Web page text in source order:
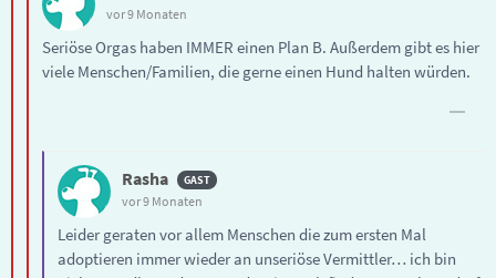
vor 9 Monaten
Seriöse Orgas haben IMMER einen Plan B. Außerdem gibt es hier
viele Menschen/Familien, die gerne einen Hund halten würden.
Rasha
vor 9 Monaten
Leider geraten vor allem Menschen die zum ersten Mal
adoptieren immer wieder an unseriöse Vermittler… ich bin